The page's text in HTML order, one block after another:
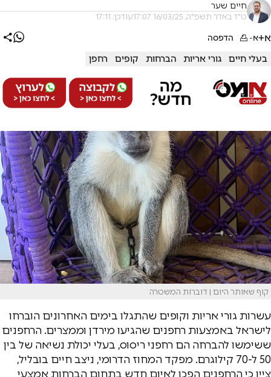
חיים שער
ט"ז באדר תשפ"ה, 16/03/25 17:07 עודכן: 17:11
א+א- הדפסה
בעלי חיים גורי אריות הברחות קופים רחפן
קוף שאותר היום | דוברות המשטרה
עשרות גורי אריות וקופים שהתגלו בימים האחרונים הוברחו
לישראל באמצעות רחפנים שהגיעו מירדן וממצרים. הרחפנים
ששימשו להברחה הם רחפני ריסוס, בעלי יכולת נשיאה של בין
50 ל-70 קילוגרם. מפקד המחוז הדרומי, ניצב חיים בובליל,
ציין כי הרחפנים הפכו לאיום חדש בתחום הברחות אמצעי